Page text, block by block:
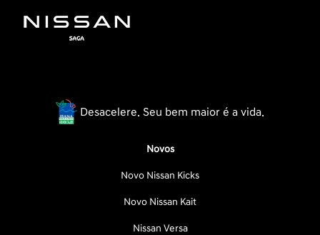
Desacelere. Seu bem maior é a vida.
Novos
Novo Nissan Kicks
Novo Nissan Kait
Nissan Versa